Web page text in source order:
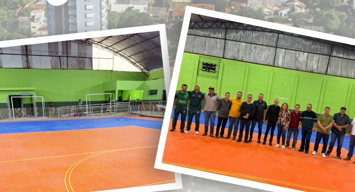
NA VILA RURAL
em mais uma importante
Município.
da Pavimentação na Vila
Família.
para o município.
mais de 1,3 milhões na
LEIA MAIS
11/06/2026 20:00
Secretaria de Planejamento – SEPL
Pavimentação da Estrada do Baú
avança com mais 3,6 km de asfalto
rural
22/05/2026 19:00
Gabinete do Prefeito – GPRE
Deputado Federal Toninho
Wandscheer cumpre agenda
institucional em Loanda